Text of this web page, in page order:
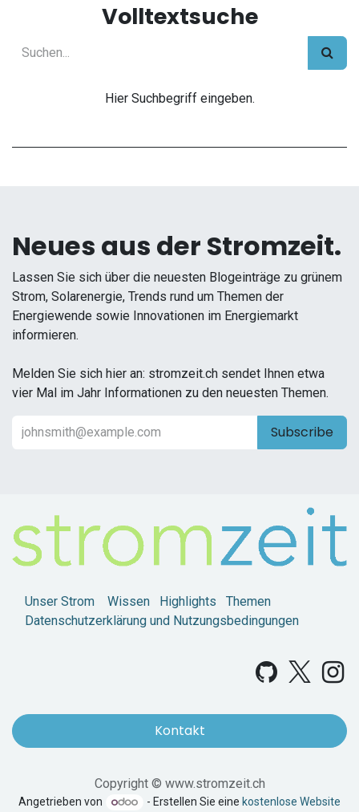
Volltextsuche
Hier Suchbegriff eingeben.
Neues aus der Stromzeit.
Lassen Sie sich über die neuesten Blogeinträge zu grünem
Strom, Solarenergie, Trends rund um Themen der
Energiewende sowie Innovationen im Energiemarkt
informieren.
Melden Sie sich hier an: stromzeit.ch sendet Ihnen etwa
vier Mal im Jahr Informationen zu den neuesten Themen.
Subscribe
Unser Strom Wissen Highlights
Themen
Datenschutzerklärung und Nutzungsbedingungen
Kontakt
Copyright © www.stromzeit.ch
Angetrieben von - Erstellen Sie eine kostenlose Website